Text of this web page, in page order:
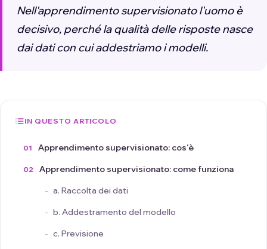
Nell'apprendimento supervisionato l'uomo è
decisivo, perché la qualità delle risposte nasce
dai dati con cui addestriamo i modelli.
IN QUESTO ARTICOLO
Apprendimento supervisionato: cos'è
Apprendimento supervisionato: come funziona
a. Raccolta dei dati
b. Addestramento del modello
c. Previsione